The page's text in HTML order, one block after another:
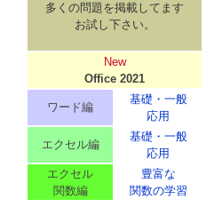
多くの問題を掲載してます
お試し下さい。
New
Office 2021
ワード編
基礎・一般
応用
エクセル編
基礎・一般
応用
エクセル
関数編
豊富な
関数の学習